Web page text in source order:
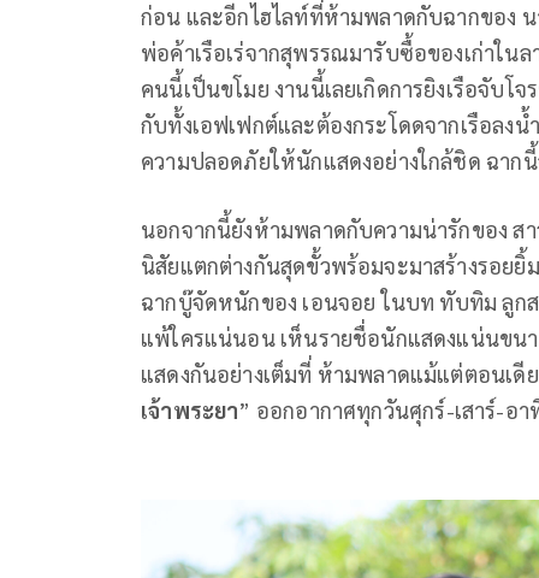
ก่อน และอีกไฮไลท์ที่ห้ามพลาดกับฉากของ
พ่อค้าเรือเร่จากสุพรรณมารับซื้อของเก่าใน
คนนี้เป็นขโมย งานนี้เลยเกิดการยิงเรือจับ
กับทั้งเอฟเฟกต์และต้องกระโดดจากเรือลง
ความปลอดภัยให้นักแสดงอย่างใกล้ชิด ฉา
นอกจากนี้ยังห้ามพลาดกับความน่ารักของ ส
นิสัยแตกต่างกันสุดขั้วพร้อมจะมาสร้างรอย
ฉากบู๊จัดหนักของ เอนจอย ในบท ทับทิม ลูกส
แพ้ใครแน่นอน เห็นรายชื่อนักแสดงแน่นขน
แสดงกันอย่างเต็มที่ ห้ามพลาดแม้แต่ตอนเดี
เจ้าพระยา” ออกอากาศทุกวันศุกร์-เสาร์-อา